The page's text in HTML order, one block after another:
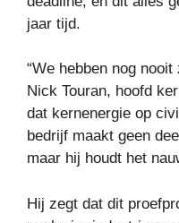
jaar tijd.
“We hebben nog
Nick Touran, hoofd
dat kernenergie op
bedrijf maakt geen
maar hij houdt het
Hij zegt dat dit